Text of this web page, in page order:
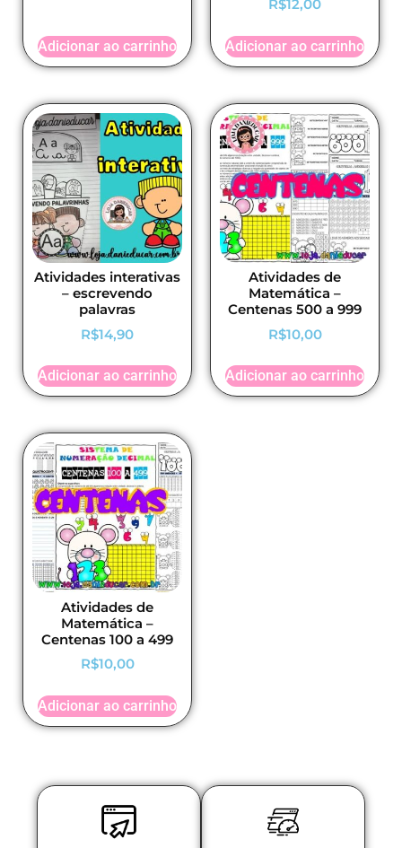
Adicionar ao carrinho
R$12,00
Adicionar ao carrinho
Atividades interativas
– escrevendo
palavras
R$14,90
Adicionar ao carrinho
Atividades de
Matemática –
Centenas 500 a 999
R$10,00
Adicionar ao carrinho
Atividades de
Matemática –
Centenas 100 a 499
R$10,00
Adicionar ao carrinho